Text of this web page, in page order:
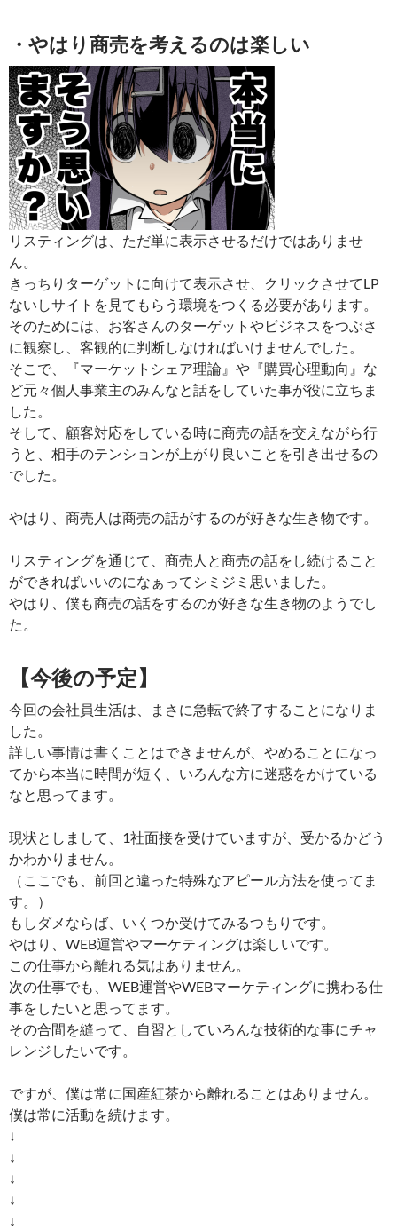
・やはり商売を考えるのは楽しい
リスティングは、ただ単に表示させるだけではありませ
ん。
きっちりターゲットに向けて表示させ、クリックさせてLP
ないしサイトを見てもらう環境をつくる必要があります。
そのためには、お客さんのターゲットやビジネスをつぶさ
に観察し、客観的に判断しなければいけませんでした。
そこで、『マーケットシェア理論』や『購買心理動向』な
ど元々個人事業主のみんなと話をしていた事が役に立ちま
した。
そして、顧客対応をしている時に商売の話を交えながら行
うと、相手のテンションが上がり良いことを引き出せるの
でした。
やはり、商売人は商売の話がするのが好きな生き物です。
リスティングを通じて、商売人と商売の話をし続けること
ができればいいのになぁってシミジミ思いました。
やはり、僕も商売の話をするのが好きな生き物のようでし
た。
【今後の予定】
今回の会社員生活は、まさに急転で終了することになりま
した。
詳しい事情は書くことはできませんが、やめることになっ
てから本当に時間が短く、いろんな方に迷惑をかけている
なと思ってます。
現状としまして、1社面接を受けていますが、受かるかどう
かわかりません。
（ここでも、前回と違った特殊なアピール方法を使ってま
す。）
もしダメならば、いくつか受けてみるつもりです。
やはり、WEB運営やマーケティングは楽しいです。
この仕事から離れる気はありません。
次の仕事でも、WEB運営やWEBマーケティングに携わる仕
事をしたいと思ってます。
その合間を縫って、自習としていろんな技術的な事にチャ
レンジしたいです。
ですが、僕は常に国産紅茶から離れることはありません。
僕は常に活動を続けます。
↓
↓
↓
↓
↓